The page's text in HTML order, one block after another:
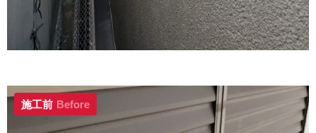
施工前 Before